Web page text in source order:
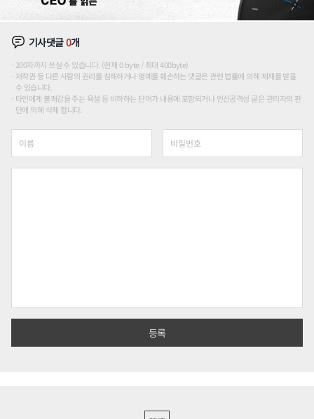
기사댓글0개
200자까지 쓰실 수 있습니다. (현재 0 byte / 최대 400byte)
저작권 등 다른 사람의 권리를 침해하거나 명예를 훼손하는 댓글은 관련 법률에 의해 제재를 받을
수 있습니다.
타인에게 불쾌감을 주는 욕설 등 비하하는 단어가 내용에 포함되거나 인신공격성 글은 관리자의 판
단에 의해 삭제 합니다.